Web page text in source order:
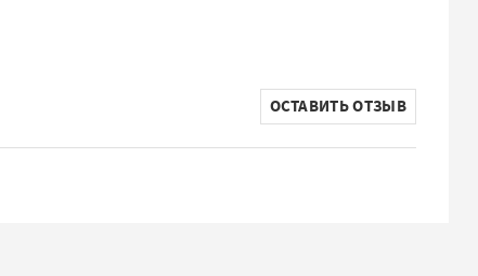
ОСТАВИТЬ ОТЗЫВ